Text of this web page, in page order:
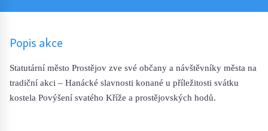
Popis akce
Statutární město Prostějov zve své občany a návštěvníky města na
tradiční akci – Hanácké slavnosti konané u příležitosti svátku
kostela Povýšení svatého Kříže a prostějovských hodů.